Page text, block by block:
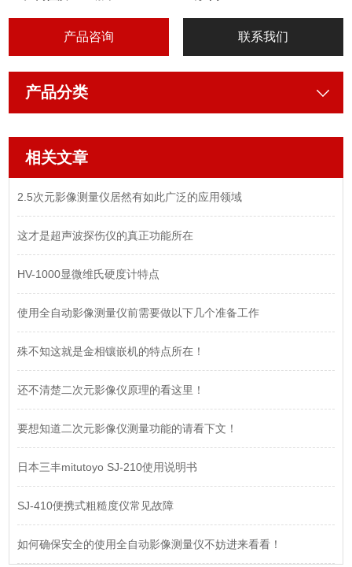
产品咨询 联系我们
产品分类
相关文章
2.5次元影像测量仪居然有如此广泛的应用领域
这才是超声波探伤仪的真正功能所在
HV-1000显微维氏硬度计特点
使用全自动影像测量仪前需要做以下几个准备工作
殊不知这就是金相镶嵌机的特点所在！
还不清楚二次元影像仪原理的看这里！
要想知道二次元影像仪测量功能的请看下文！
日本三丰mitutoyo SJ-210使用说明书
SJ-410便携式粗糙度仪常见故障
如何确保安全的使用全自动影像测量仪不妨进来看看！